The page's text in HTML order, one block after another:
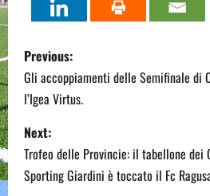
P
o
s
t
n
Previous:
Gli accoppiamenti delle Semifinale di
l’Igea Virtus.
Next:
Trofeo delle Provincie: il tabellone dei
Sporting Giardini è toccato il Fc